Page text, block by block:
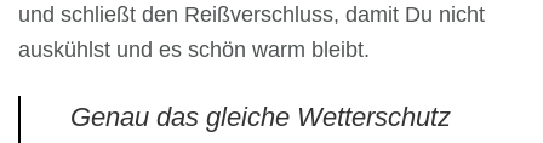
und schließt den Reißverschluss, damit Du nicht
auskühlst und es schön warm bleibt.
Genau das gleiche Wetterschutz